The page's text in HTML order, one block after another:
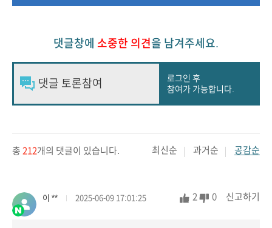
댓글창에 소중한 의견을 남겨주세요.
로그인 후
참여가 가능합니다.
총 212개의 댓글이 있습니다. 최신순 과거순 공감순
이 ** 2025-06-09 17:01:25 2 0 신고하기